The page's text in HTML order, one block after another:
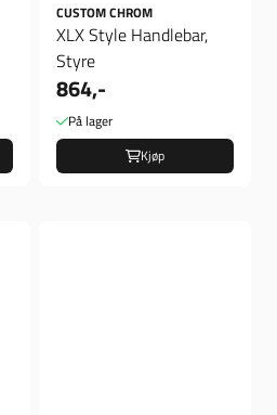
CUSTOM CHROM
XLX Style Handlebar,
Styre
864,-
På lager
Kjøp